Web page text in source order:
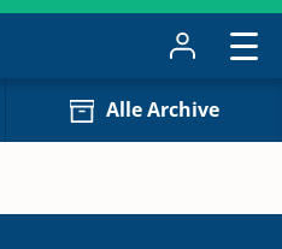
Alle Archive